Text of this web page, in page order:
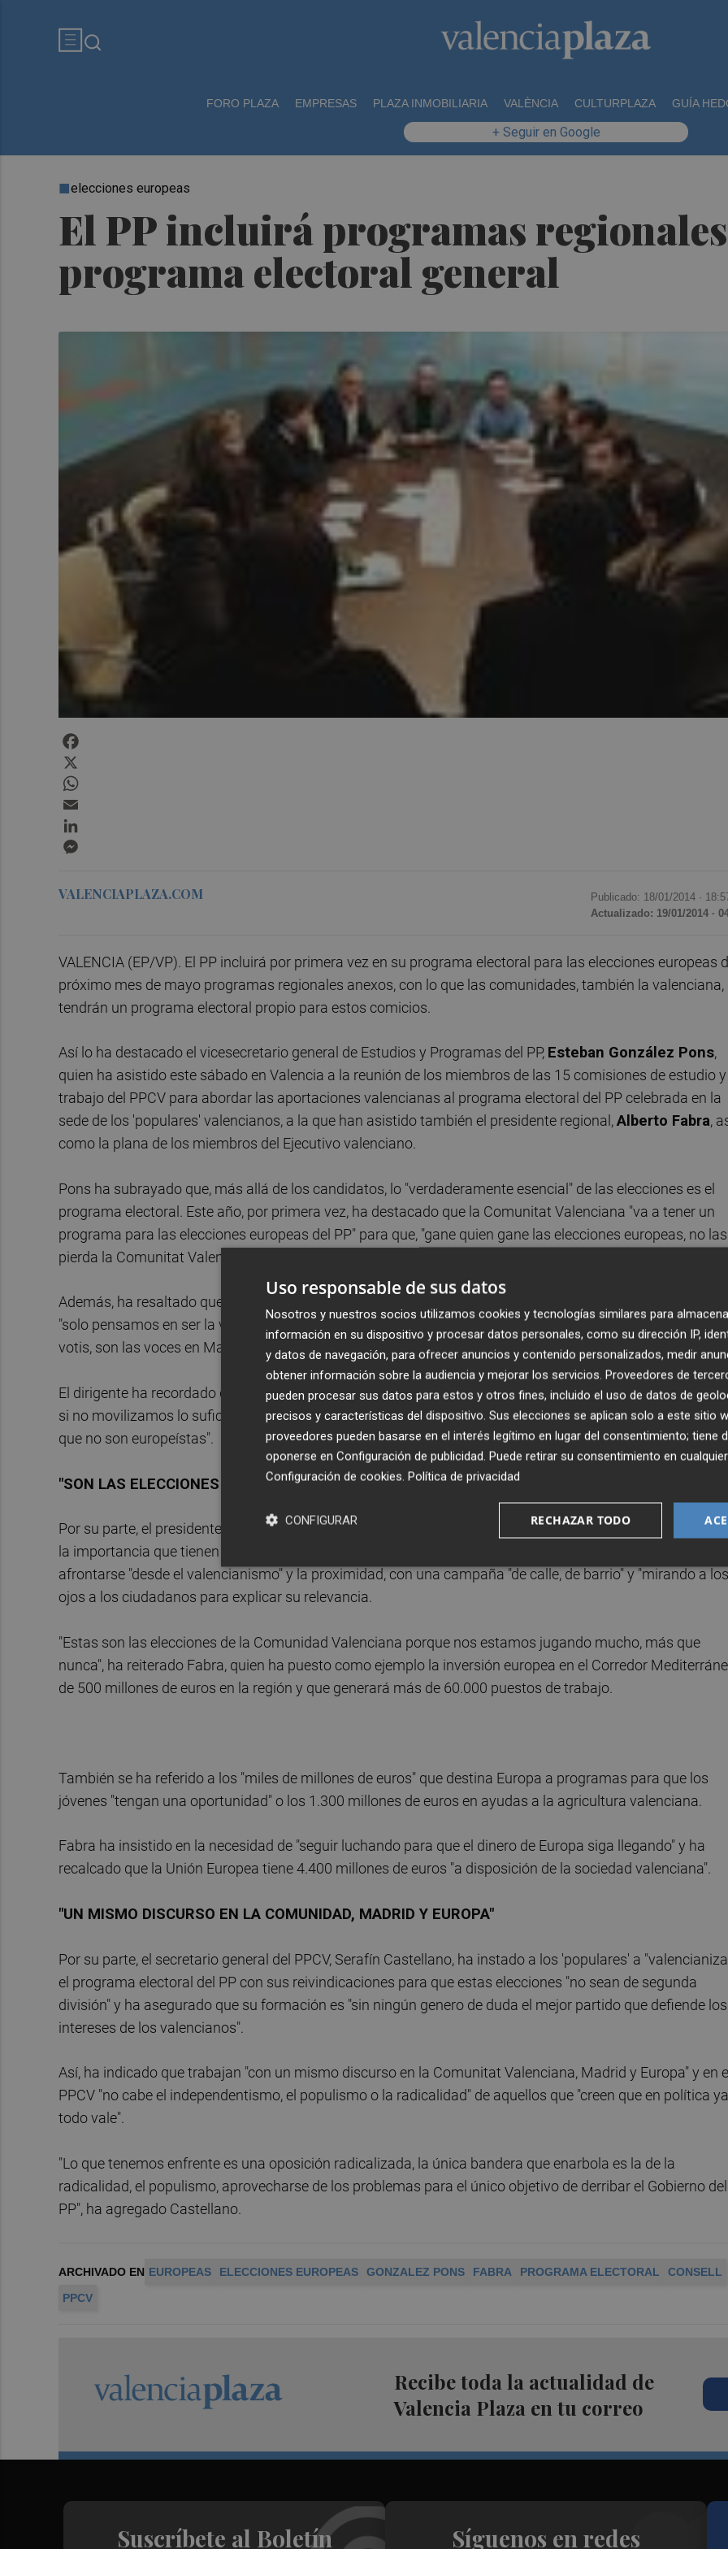
FORO PLAZA EMPRESAS PLAZA INMOBILIARIA VALÈNCIA CULTURPLAZA GUÍA
+ Seguir en Google
El PP incluirá programas regionales
programa electoral general
elecciones europeas
VALENCIAPLAZA.COM Publicado: 18/01/2014 ·
Actualizado: 19/01/2014 ·
VALENCIA (EP/VP). El PP incluirá por primera vez en su programa electoral para las elecciones europeas
próximo mes de mayo programas regionales anexos, con lo que las comunidades, también la valenciana,
tendrán un programa electoral propio para estos comicios.
Así lo ha destacado el vicesecretario general de Estudios y Programas del PP, Esteban González Pons,
quien ha asistido este sábado en Valencia a la reunión de los miembros de las 15 comisiones de estudio y
trabajo del PPCV para abordar las aportaciones valencianas al programa electoral del PP celebrada en la
sede de los 'populares' valencianos, a la que han asistido también el presidente regional,Alberto Fabra,
como la plana de los miembros del Ejecutivo valenciano.
Pons ha subrayado que, más allá de los candidatos, lo "verdaderamente esencial" de las elecciones es el
programa electoral. Este año, por primera vez, ha destacado que la Comunitat Valenciana "va a tener un
programa para las elecciones europeas del PP" para que, "gane quien gane las elecciones europeas, no las
pierda la Comunitat Valenciana".
Además, ha resaltado que el PPCV "no es un partido para ganar o perder", ya que sea cual sea el resultado
"solo pensamos en ser la voz de los ciudadanos de Castellón, Valencia y Alicante". "Lo nuestro no son los
votis, son las voces en Madrid y Europa", ha incidido.
El dirigente ha recordado que los comicios europeos "no son unas elecciones más", dado que existe "el
si no movilizamos lo suficiente de que en el próximo Parlamento Europeo esté lleno de políticos y
que no son europeístas".
"SON LAS ELECCIONES DE LA COMUNIDAD VALENCIANA"
Por su parte, el presidente del PPCV, Alberto Fabra, ha resaltado la necesidad de trasladar a los
la importancia que tienen las políticas europeas para su día a día, por lo que estas elecciones deben
afrontarse "desde el valencianismo" y la proximidad, con una campaña "de calle, de barrio" y "mirando a los
ojos a los ciudadanos para explicar su relevancia.
"Estas son las elecciones de la Comunidad Valenciana porque nos estamos jugando mucho, más que
nunca", ha reiterado Fabra, quien ha puesto como ejemplo la inversión europea en el Corredor
de 500 millones de euros en la región y que generará más de 60.000 puestos de trabajo.
También se ha referido a los "miles de millones de euros" que destina Europa a programas para que los
jóvenes "tengan una oportunidad" o los 1.300 millones de euros en ayudas a la agricultura valenciana.
Fabra ha insistido en la necesidad de "seguir luchando para que el dinero de Europa siga llegando" y ha
recalcado que la Unión Europea tiene 4.400 millones de euros "a disposición de la sociedad valenciana".
"UN MISMO DISCURSO EN LA COMUNIDAD, MADRID Y EUROPA"
Por su parte, el secretario general del PPCV, Serafín Castellano, ha instado a los 'populares' a
el programa electoral del PP con sus reivindicaciones para que estas elecciones "no sean de segunda
división" y ha asegurado que su formación es "sin ningún genero de duda el mejor partido que defiende los
intereses de los valencianos".
Así, ha indicado que trabajan "con un mismo discurso en la Comunitat Valenciana, Madrid y Europa" y en el
PPCV "no cabe el independentismo, el populismo o la radicalidad" de aquellos que "creen que en política ya
todo vale".
"Lo que tenemos enfrente es una oposición radicalizada, la única bandera que enarbola es la de la
radicalidad, el populismo, aprovecharse de los problemas para el único objetivo de derribar el Gobierno del
PP", ha agregado Castellano.
ARCHIVADO EN EUROPEAS ELECCIONES EUROPEAS GONZALEZ PONS FABRA PROGRAMA ELECTORAL
CONSELL
PPCV
Recibe toda la actualidad de
Valencia Plaza en tu correo
Suscríbete al Boletín Síguenos en redes
Uso responsable de sus datos
Nosotros y nuestros socios utilizamos cookies y tecnologías similares para
información en su dispositivo y procesar datos personales, como su dirección IP,
y datos de navegación, para ofrecer anuncios y contenido personalizados, medir
obtener información sobre la audiencia y mejorar los servicios. Proveedores de
pueden procesar sus datos para estos y otros fines, incluido el uso de datos de
precisos y características del dispositivo. Sus elecciones se aplican solo a este sitio
proveedores pueden basarse en el interés legítimo en lugar del consentimiento; tiene
oponerse en Configuración de publicidad. Puede retirar su consentimiento en
Configuración de cookies. Política de privacidad
RECHAZAR TODO
CONFIGURAR